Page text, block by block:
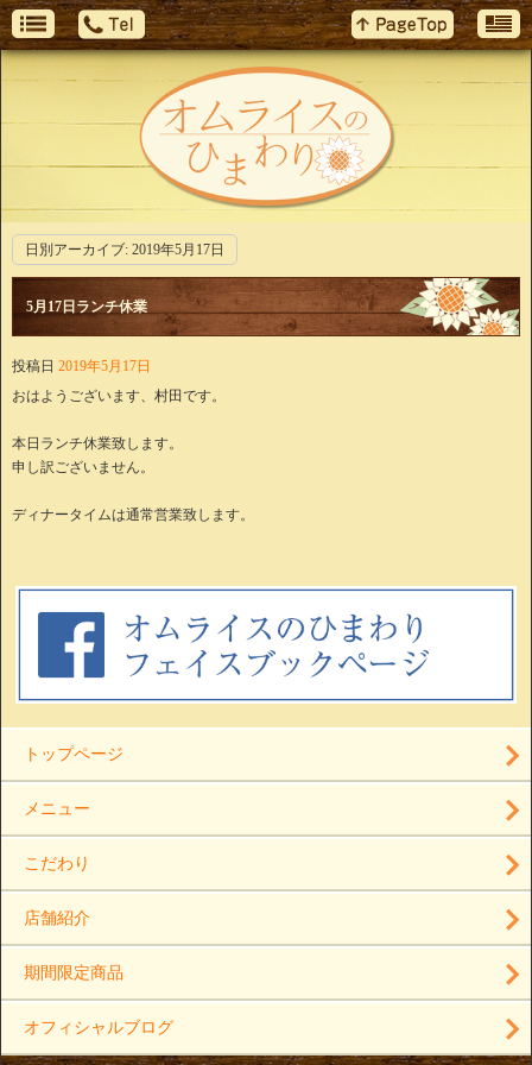
日別アーカイブ: 2019年5月17日
5月17日ランチ休業
投稿日 2019年5月17日
おはようございます、村田です。
本日ランチ休業致します。
申し訳ございません。
ディナータイムは通常営業致します。
トップページ
メニュー
こだわり
店舗紹介
期間限定商品
オフィシャルブログ